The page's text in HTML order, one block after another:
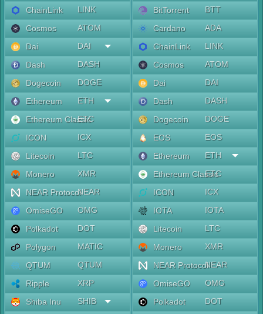
ChainLink
LINK
Cosmos
ATOM
Dai
DAI
Dash
DASH
Dogecoin
DOGE
Ethereum
ETH
Ethereum Classic
ETC
ICON
ICX
Litecoin
LTC
Monero
XMR
NEAR ProtocolNEAR
OmiseGO
OMG
Polkadot
DOT
Polygon
MATIC
QTUM
QTUM
Ripple
XRP
Shiba Inu
SHIB
BitTorrent
BTT
Cardano
ADA
ChainLink
LINK
Cosmos
ATOM
Dai
DAI
Dash
DASH
Dogecoin
DOGE
EOS
EOS
Ethereum
ETH
Ethereum Classic
ETC
ICON
ICX
IOTA
IOTA
Litecoin
LTC
Monero
XMR
NEAR ProtocolNEAR
OmiseGO
OMG
Polkadot
DOT